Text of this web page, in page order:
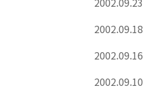
2002.09.18
2002.09.16
2002.09.10